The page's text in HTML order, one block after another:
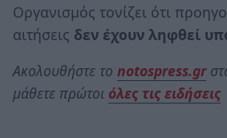
Οργανισμός τονίζει ότι
αιτήσεις δεν έχουν ληφθεί
Ακολουθήστε το notospress.gr
μάθετε πρώτοι όλες τις ειδήσεις